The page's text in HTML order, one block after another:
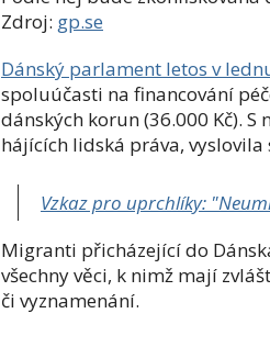
Zdroj: gp.se
Dánský parlament letos v
spoluúčasti na financování
dánských korun (36.000 Kč).
hájících lidská práva,
Vzkaz pro uprchlíky:
Migranti přicházející do
všechny věci, k nimž mají
či vyznamenání.